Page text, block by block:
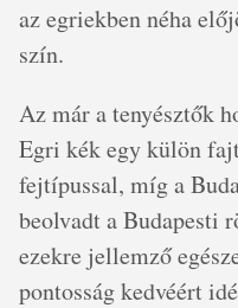
az egriekben néha
szín.
Az már a tenyésztők
Egri kék egy külön
fejtípussal, míg a
beolvadt a Budapesti
ezekre jellemző
pontosság kedvéért